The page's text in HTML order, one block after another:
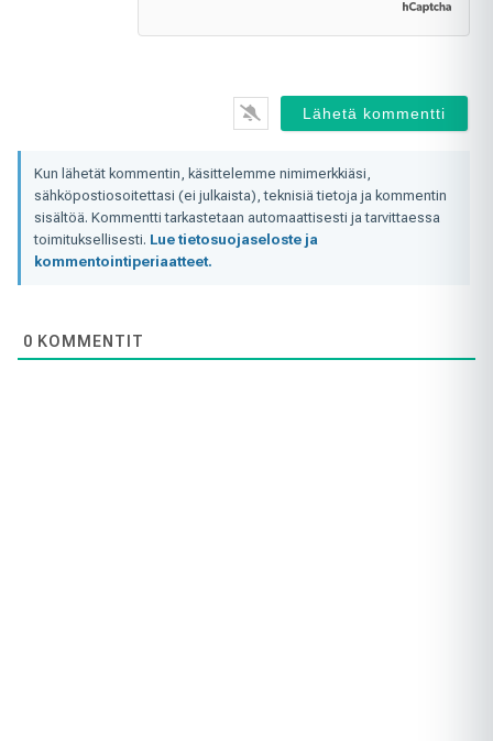
Kun lähetät kommentin, käsittelemme nimimerkkiäsi,
sähköpostiosoitettasi (ei julkaista), teknisiä tietoja ja kommentin
sisältöä. Kommentti tarkastetaan automaattisesti ja tarvittaessa
toimituksellisesti. Lue tietosuojaseloste ja
kommentointiperiaatteet.
0 KOMMENTIT